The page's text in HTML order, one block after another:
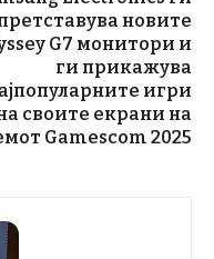
новите
G7 монитори и
ги прикажува
игри
своите екрани на
Gamescom 2025